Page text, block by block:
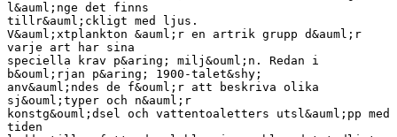
l&auml;nge det finns
tillr&auml;ckligt med ljus.
V&auml;xtplankton &auml;r en artrik grupp d&auml;r
varje art har sina
speciella krav p&aring; milj&ouml;n. Redan i
b&ouml;rjan p&aring; 1900-talet&shy;
anv&auml;ndes de f&ouml;r att beskriva olika
sj&ouml;typer och n&auml;r
konstg&ouml;dsel och vattentoaletters utsl&auml;pp med
tiden